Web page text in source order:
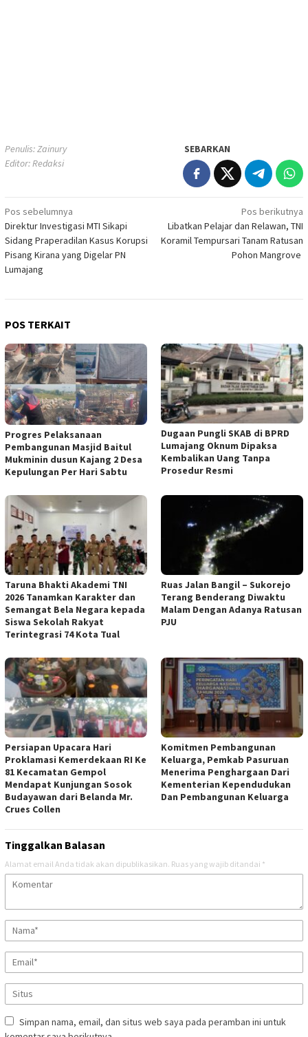
Penulis: Zainury
Editor: Redaksi
SEBARKAN
Navigasi
pos
Pos sebelumnya
Direktur Investigasi MTI Sikapi
Sidang Praperadilan Kasus Korupsi
Pisang Kirana yang Digelar PN
Lumajang
Pos berikutnya
Libatkan Pelajar dan Relawan, TNI
Koramil Tempursari Tanam Ratusan
Pohon Mangrove
POS TERKAIT
Progres Pelaksanaan
Pembangunan Masjid Baitul
Mukminin dusun Kajang 2 Desa
Kepulungan Per Hari Sabtu
Dugaan Pungli SKAB di BPRD
Lumajang Oknum Dipaksa
Kembalikan Uang Tanpa
Prosedur Resmi
Taruna Bhakti Akademi TNI
2026 Tanamkan Karakter dan
Semangat Bela Negara kepada
Siswa Sekolah Rakyat
Terintegrasi 74 Kota Tual
Ruas Jalan Bangil – Sukorejo
Terang Benderang Diwaktu
Malam Dengan Adanya Ratusan
PJU
Persiapan Upacara Hari
Proklamasi Kemerdekaan RI Ke
81 Kecamatan Gempol
Mendapat Kunjungan Sosok
Budayawan dari Belanda Mr.
Crues Collen
Komitmen Pembangunan
Keluarga, Pemkab Pasuruan
Menerima Penghargaan Dari
Kementerian Kependudukan
Dan Pembangunan Keluarga
Tinggalkan Balasan
Alamat email Anda tidak akan dipublikasikan. Ruas yang wajib ditandai *
Simpan nama, email, dan situs web saya pada peramban ini untuk